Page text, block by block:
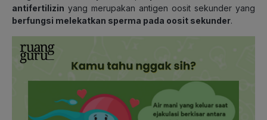
antifertilizin yang merupakan antigen oosit sekunder yang
berfungsi melekatkan sperma pada oosit sekunder.